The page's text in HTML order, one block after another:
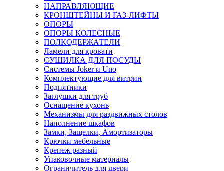
НАПРАВЛЯЮЩИЕ
КРОНШТЕЙНЫ И ГАЗ-ЛИФТЫ
ОПОРЫ
ОПОРЫ КОЛЕСНЫЕ
ПОЛКОДЕРЖАТЕЛИ
Ламели для кровати
СУШИЛКА ДЛЯ ПОСУДЫ
Системы Joker и Uno
Комплектующие для витрин
Подпятники
Заглушки для труб
Оснащение кухонь
Механизмы для раздвижных столов
Наполнение шкафов
Замки, Защелки, Амортизаторы
Крючки мебельные
Крепеж разный
Упаковочные материалы
Ограничитель для двери